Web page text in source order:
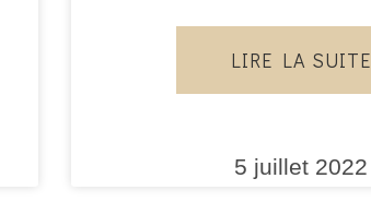
LIRE LA SUITE
5 juillet 2022